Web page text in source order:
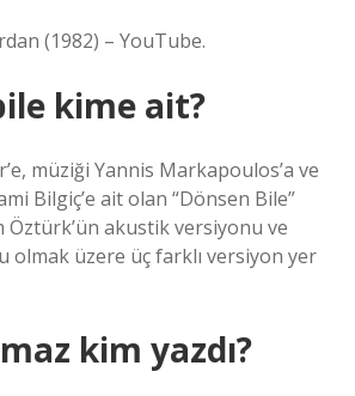
(1982) – YouTube.
kime ait?
müziği Yannis Markapoulos’a ve
Bilgiç’e ait olan “Dönsen Bile”
Öztürk’ün akustik versiyonu ve
olmak üzere üç farklı versiyon yer
kim yazdı?